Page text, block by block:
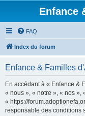
Enfance
FAQ
Index du forum
Enfance & Familles
En accédant à « Enfance &
« nous », « notre », « nos »,
« https://
responsable des conditions